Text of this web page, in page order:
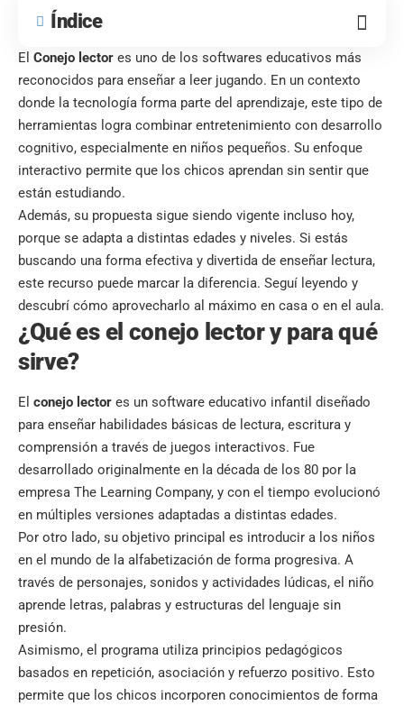
Índice
El Conejo lector es uno de los softwares educativos más
reconocidos para enseñar a leer jugando. En un contexto
donde la tecnología forma parte del aprendizaje, este tipo de
herramientas logra combinar entretenimiento con desarrollo
cognitivo, especialmente en niños pequeños. Su enfoque
interactivo permite que los chicos aprendan sin sentir que
están estudiando.
Además, su propuesta sigue siendo vigente incluso hoy,
porque se adapta a distintas edades y niveles. Si estás
buscando una forma efectiva y divertida de enseñar lectura,
este recurso puede marcar la diferencia. Seguí leyendo y
descubrí cómo aprovecharlo al máximo en casa o en el aula.
¿Qué es el conejo lector y para qué
sirve?
El conejo lector es un software educativo infantil diseñado
para enseñar habilidades básicas de lectura, escritura y
comprensión a través de juegos interactivos. Fue
desarrollado originalmente en la década de los 80 por la
empresa The Learning Company, y con el tiempo evolucionó
en múltiples versiones adaptadas a distintas edades.
Por otro lado, su objetivo principal es introducir a los niños
en el mundo de la alfabetización de forma progresiva. A
través de personajes, sonidos y actividades lúdicas, el niño
aprende letras, palabras y estructuras del lenguaje sin
presión.
Asimismo, el programa utiliza principios pedagógicos
basados en repetición, asociación y refuerzo positivo. Esto
permite que los chicos incorporen conocimientos de forma